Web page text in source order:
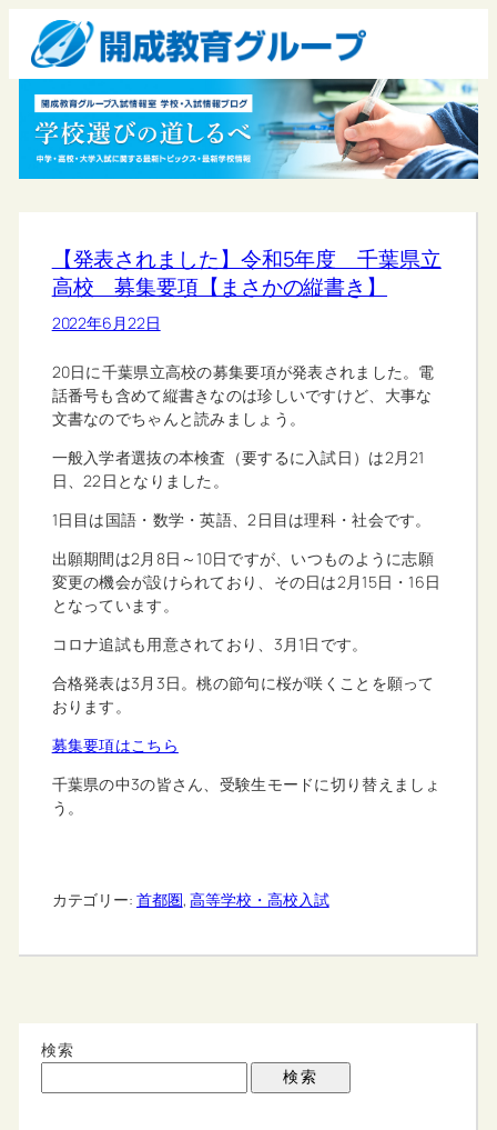
【発表されました】令和5年度 千葉県立
高校 募集要項【まさかの縦書き】
2022年6月22日
20日に千葉県立高校の募集要項が発表されました。電
話番号も含めて縦書きなのは珍しいですけど、大事な
文書なのでちゃんと読みましょう。
一般入学者選抜の本検査（要するに入試日）は2月21
日、22日となりました。
1日目は国語・数学・英語、2日目は理科・社会です。
出願期間は2月8日～10日ですが、いつものように志願
変更の機会が設けられており、その日は2月15日・16日
となっています。
コロナ追試も用意されており、3月1日です。
合格発表は3月3日。桃の節句に桜が咲くことを願って
おります。
募集要項はこちら
千葉県の中3の皆さん、受験生モードに切り替えましょ
う。
カテゴリー: 首都圏, 高等学校・高校入試
検索
検索